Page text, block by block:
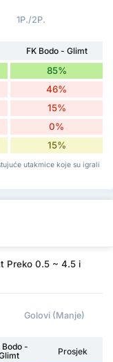
1P./2P.
FK Bodo - Glimt
85%
46%
15%
0%
15%
utakmice koje su igrali
Preko 0.5 ~ 4.5 i
Golovi (Manje)
Bodo -
Prosjek